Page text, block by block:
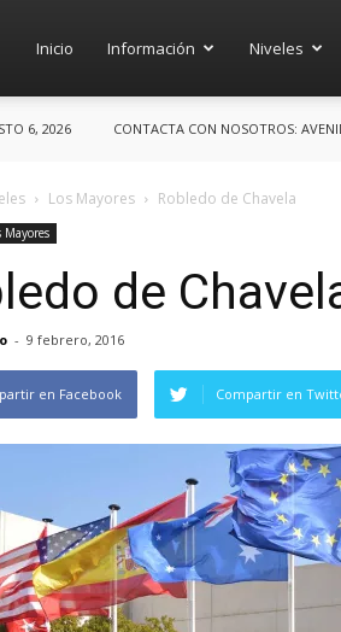
Salces
Inicio Información Niveles
6, 2026 CONTACTA CON NOSOTROS:
Los Mayores Robledo de Chavela
Mayores
de
- 9 febrero, 2016
en Facebook Compartir en